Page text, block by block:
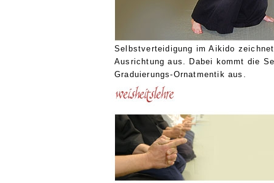
Selbstverteidigung im Aikido
Ausrichtung aus. Dabei kommt die
Graduierungs-Ornatmentik aus.